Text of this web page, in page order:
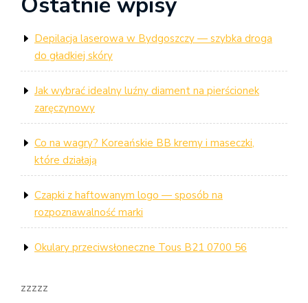
Depilacja laserowa w Bydgoszczy — szybka droga
do gładkiej skóry
Jak wybrać idealny luźny diament na pierścionek
zaręczynowy
Co na wagry? Koreańskie BB kremy i maseczki,
które działają
Czapki z haftowanym logo — sposób na
rozpoznawalność marki
Okulary przeciwsłoneczne Tous B21 0700 56
zzzzz